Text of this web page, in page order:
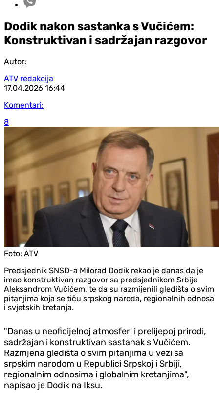
Dodik nakon sastanka s Vučićem:
Konstruktivan i sadržajan razgovor
Autor:
ATV redakcija
17.04.2026 16:44
Komentari:
8
Foto: ATV
Predsjednik SNSD-a Milorad Dodik rekao je danas da je
imao konstruktivan razgovor sa predsjednikom Srbije
Aleksandrom Vučićem, te da su razmijenili gledišta o svim
pitanjima koja se tiču srpskog naroda, regionalnih odnosa
i svjetskih kretanja.
"Danas u neoficijelnoj atmosferi i prelijepoj prirodi,
sadržajan i konstruktivan sastanak s Vučićem.
Razmjena gledišta o svim pitanjima u vezi sa
srpskim narodom u Republici Srpskoj i Srbiji,
regionalnim odnosima i globalnim kretanjima",
napisao je Dodik na Iksu.